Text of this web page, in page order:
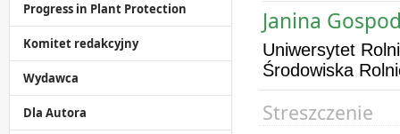
Progress in Plant Protection
Komitet redakcyjny
Wydawca
Dla Autora
Janina
Uniwersytet
Środowiska
Streszczenie